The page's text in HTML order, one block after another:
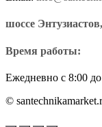
шоссе
Время работы:
Ежедневно с 8:00
©